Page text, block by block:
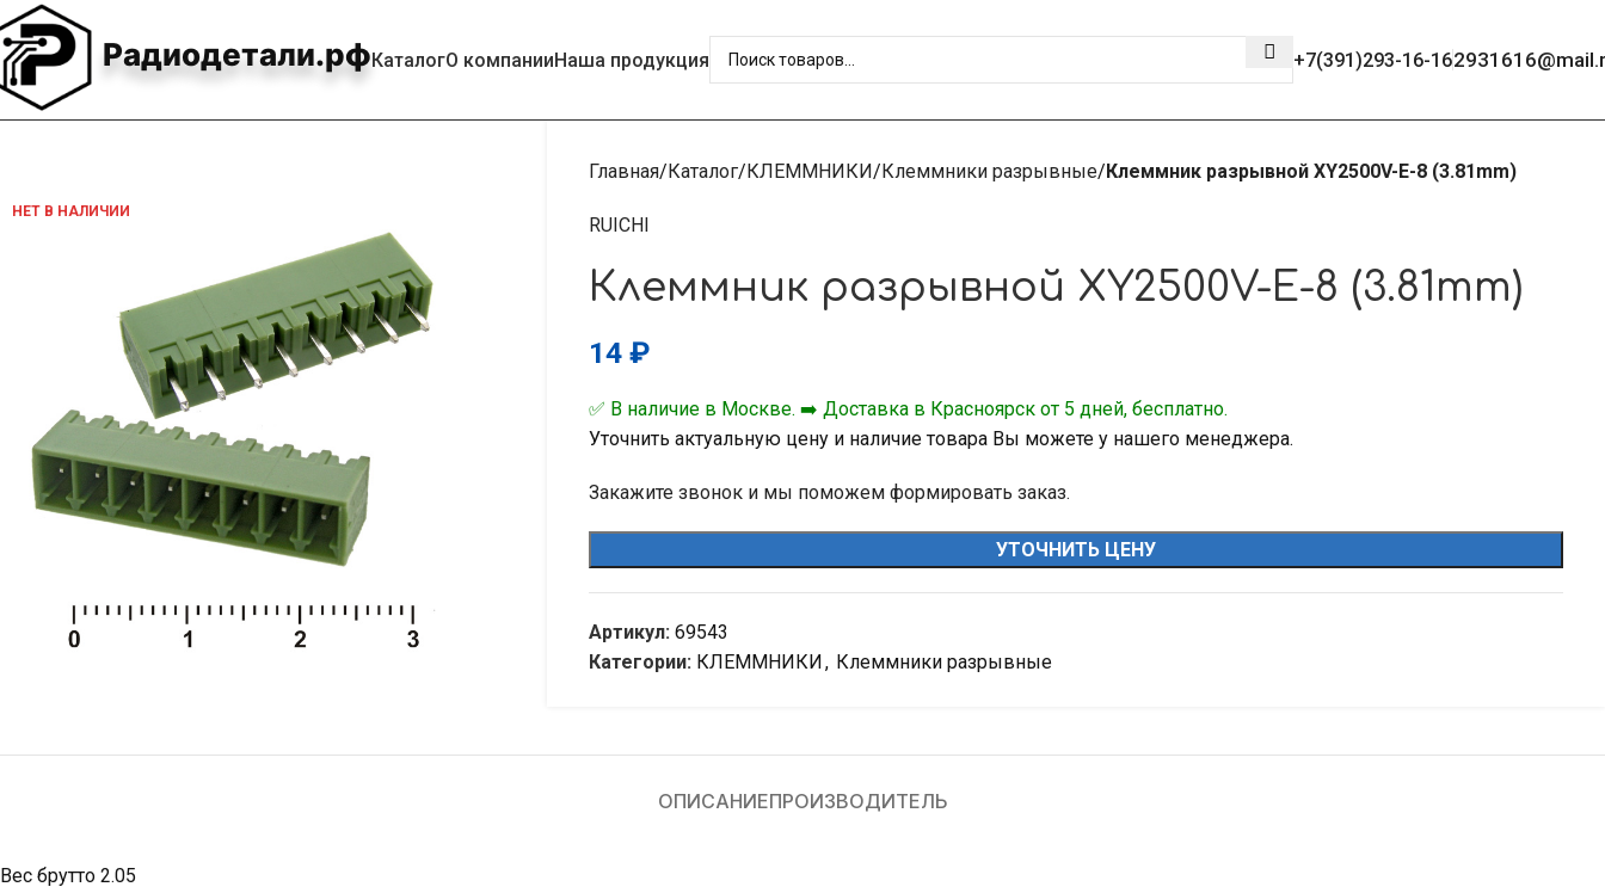
Радиодетали.рфКаталогО компанииНаша продукция +7(391)293-16-16
НЕТ В НАЛИЧИИ
Главная Каталог КЛЕММНИКИ Клеммники разрывные Клеммник разрывной XY2500V-E-8 (3.81mm)
RUICHI
Клеммник разрывной XY2500V-E-8 (3.81mm)
14 ₽
✅ В наличие в Москве. ➡️ Доставка в Красноярск от 5 дней, бесплатно.
Уточнить актуальную цену и наличие товара Вы можете у нашего менеджера.
Закажите звонок и мы поможем формировать заказ.
УТОЧНИТЬ ЦЕНУ
Артикул: 69543
Категории: КЛЕММНИКИ, Клеммники разрывные
ОПИСАНИЕПРОИЗВОДИТЕЛЬ
Вес брутто 2.05